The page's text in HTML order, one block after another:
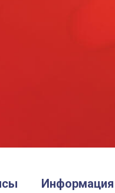
Информация